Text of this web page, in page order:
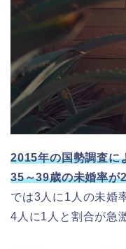
2015年の国勢調査に
35～39歳の未婚率が
では3人に1人の未婚
4人に1人と割合が急